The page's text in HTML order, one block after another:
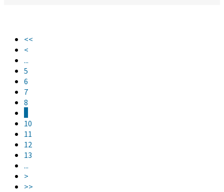
<<
<
...
5
6
7
8
10
11
12
13
...
>
>>